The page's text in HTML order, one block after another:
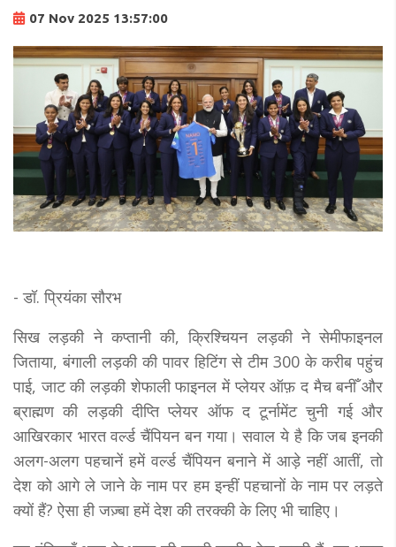
07 Nov 2025 13:57:00
- डॉ. प्रियंका सौरभ
सिख लड़की ने कप्तानी की, क्रिश्चियन लड़की ने सेमीफाइनल
जिताया, बंगाली लड़की की पावर हिटिंग से टीम 300 के करीब पहुंच
पाई, जाट की लड़की शेफाली फाइनल में प्लेयर ऑफ़ द मैच बनीँ और
ब्राह्मण की लड़की दीप्ति प्लेयर ऑफ द टूर्नामेंट चुनी गई और
आखिरकार भारत वर्ल्ड चैंपियन बन गया। सवाल ये है कि जब इनकी
अलग-अलग पहचानें हमें वर्ल्ड चैंपियन बनाने में आड़े नहीं आतीं, तो
देश को आगे ले जाने के नाम पर हम इन्हीं पहचानों के नाम पर लड़ते
क्यों हैं? ऐसा ही जज़्बा हमें देश की तरक्की के लिए भी चाहिए।